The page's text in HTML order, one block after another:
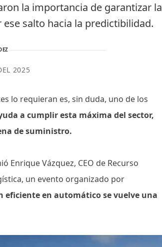
la importancia de garantizar la
salto hacia la predictibilidad.
2025
lo requieran es, sin duda, uno de los
a cumplir esta máxima del sector,
de suministro.
Enrique Vázquez, CEO de Recurso
un evento organizado por
eficiente en automático se vuelve una